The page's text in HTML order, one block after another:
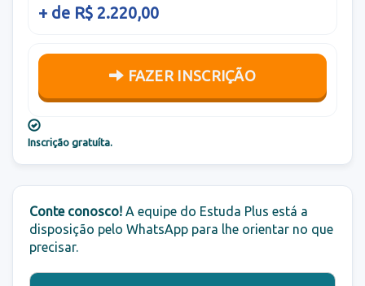
+ de R$ 2.220,00
FAZER INSCRIÇÃO
Inscrição gratuíta.
Conte conosco! A equipe do Estuda Plus está a
disposição pelo WhatsApp para lhe orientar no que
precisar.